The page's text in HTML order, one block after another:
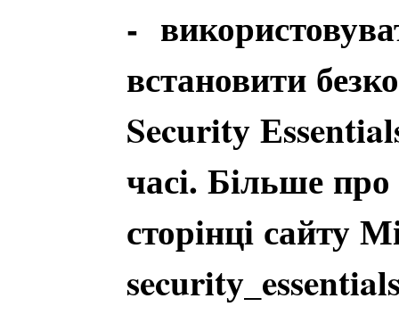
-
встановити
Securitу
часі. Більше
сторінці сайту